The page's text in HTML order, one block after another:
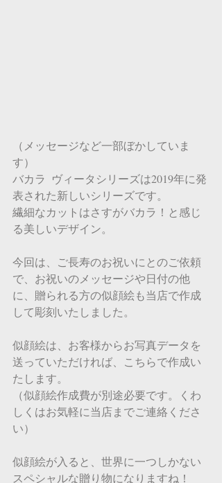
（メッセージなど一部ぼかしていま
す）
バカラ  ヴィータシリーズは2019年に発
表された新しいシリーズです。
繊細なカットはさすがバカラ！と感じ
る美しいデザイン。
今回は、ご長寿のお祝いにとのご依頼
で、お祝いのメッセージや日付の他
に、贈られる方の似顔絵も当店で作成
して彫刻いたしました。
似顔絵は、お客様からお写真データを
送っていただければ、こちらで作成い
たします。
（似顔絵作成費が別途必要です。くわ
しくはお気軽に当店までご連絡くださ
い）
似顔絵が入ると、世界に一つしかない
スペシャルな贈り物になりますね！